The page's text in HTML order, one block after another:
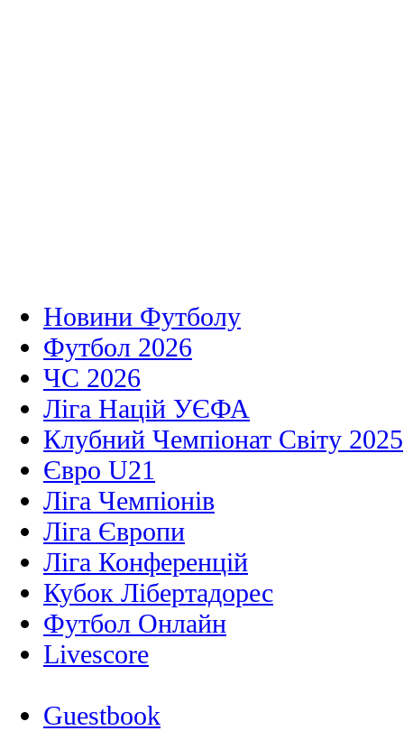
Новини Футболу
Футбол 2026
ЧС 2026
Ліга Націй УЄФА
Клубний Чемпіонат Світу 2025
Євро U21
Ліга Чемпіонів
Ліга Європи
Ліга Конференцій
Кубок Лібертадорес
Футбол Онлайн
Livescore
Guestbook